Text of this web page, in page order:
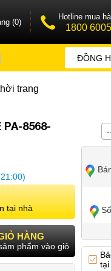
(0)
Hotline mua
1800 6005
ĐỒNG
trang
PA-8568-
tại nhà
HÀNG
phẩm vào giỏ
tại